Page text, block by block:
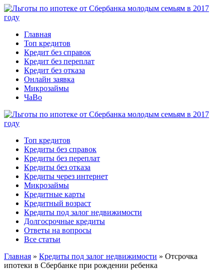
Главная
Топ кредитов
Кредит без справок
Кредит без переплат
Кредит без отказа
Онлайн заявка
Микрозаймы
ЧаВо
Топ кредитов
Кредиты без справок
Кредиты без переплат
Кредиты без отказа
Кредиты через интернет
Микрозаймы
Кредитные карты
Кредитный возраст
Кредиты под залог недвижимости
Долгосрочные кредиты
Ответы на вопросы
Все статьи
Главная » Кредиты под залог недвижимости » Отсрочка
ипотеки в Сбербанке при рождении ребенка